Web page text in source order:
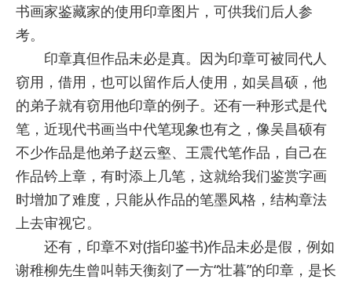
书画家鉴藏家的使用印章图片，可供我们后人参
考。
印章真但作品未必是真。因为印章可被同代人
窃用，借用，也可以留作后人使用，如吴昌硕，他
的弟子就有窃用他印章的例子。还有一种形式是代
笔，近现代书画当中代笔现象也有之，像吴昌硕有
不少作品是他弟子赵云壑、王震代笔作品，自己在
作品钤上章，有时添上几笔，这就给我们鉴赏字画
时增加了难度，只能从作品的笔墨风格，结构章法
上去审视它。
还有，印章不对(指印鉴书)作品未必是假，例如
谢稚柳先生曾叫韩天衡刻了一方“壮暮”的印章，是长